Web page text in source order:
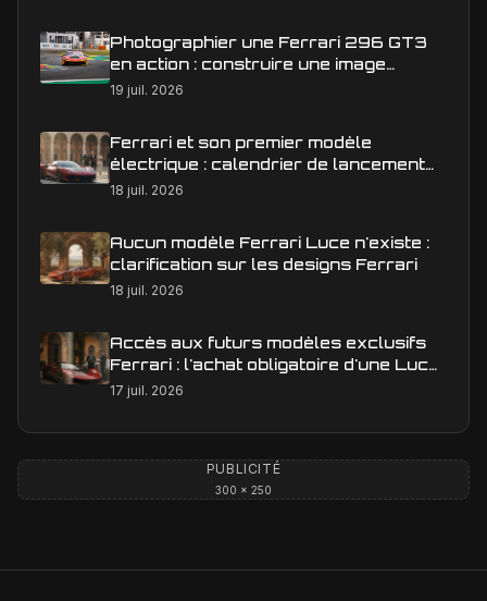
Photographier une Ferrari 296 GT3
en action : construire une image
éditoriale qui raconte la course
19 juil. 2026
Ferrari et son premier modèle
électrique : calendrier de lancement
en Europe
18 juil. 2026
Aucun modèle Ferrari Luce n'existe :
clarification sur les designs Ferrari
18 juil. 2026
Accès aux futurs modèles exclusifs
Ferrari : l'achat obligatoire d'une Luce
est-il une réalité ?
17 juil. 2026
PUBLICITÉ
300 × 250